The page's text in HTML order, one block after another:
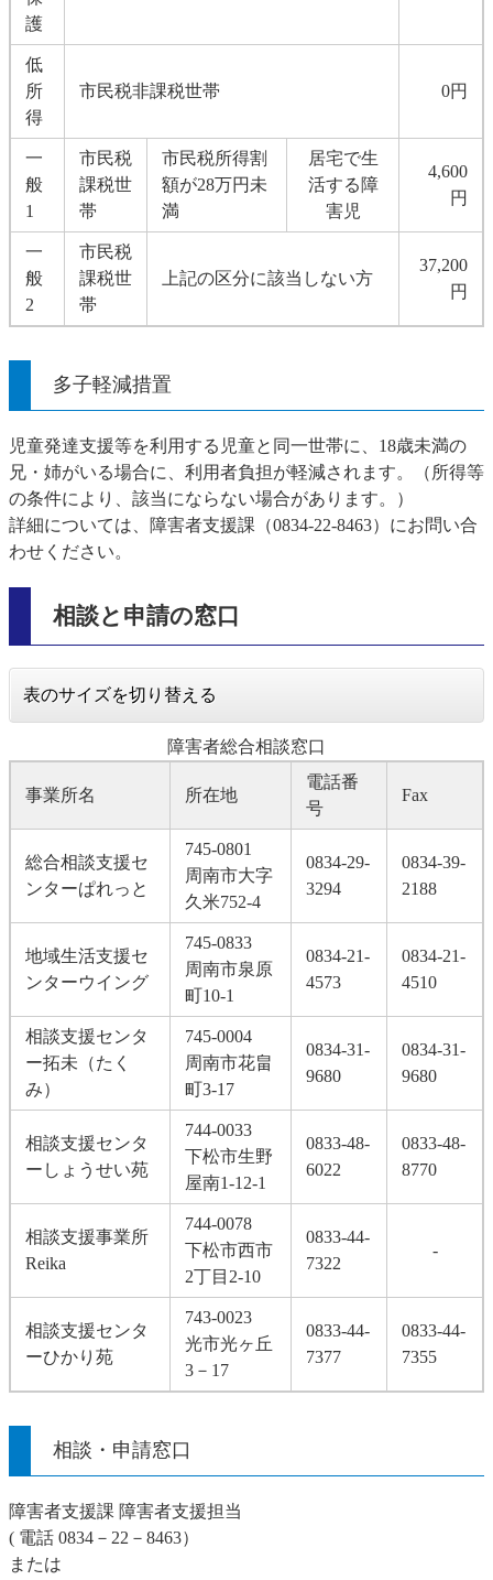
護
低
所
得
市民税非課税世帯 0円
一
般
1
市民税
課税世
帯
市民税所得割
額が28万円未
満
居宅で生
活する障
害児
4,600
円
一
般
2
市民税
課税世
帯
上記の区分に該当しない方
37,200
円
多子軽減措置
児童発達支援等を利用する児童と同一世帯に、18歳未満の
兄・姉がいる場合に、利用者負担が軽減されます。（所得等
の条件により、該当にならない場合があります。）
詳細については、障害者支援課（0834-22-8463）にお問い合
わせください。
相談と申請の窓口
表のサイズを切り替える
障害者総合相談窓口
事業所名 所在地
電話番
号
Fax
総合相談支援セ
ンターぱれっと
745-0801
周南市大字
久米752-4
0834-29-
3294
0834-39-
2188
地域生活支援セ
ンターウイング
745-0833
周南市泉原
町10-1
0834-21-
4573
0834-21-
4510
相談支援センタ
ー拓未（たく
み）
745-0004
周南市花畠
町3-17
0834-31-
9680
0834-31-
9680
相談支援センタ
ーしょうせい苑
744-0033
下松市生野
屋南1-12-1
0833-48-
6022
0833-48-
8770
相談支援事業所
Reika
744-0078
下松市西市
2丁目2-10
0833-44-
7322
-
相談支援センタ
ーひかり苑
743-0023
光市光ヶ丘
3－17
0833-44-
7377
0833-44-
7355
相談・申請窓口
障害者支援課 障害者支援担当
( 電話 0834－22－8463）
または